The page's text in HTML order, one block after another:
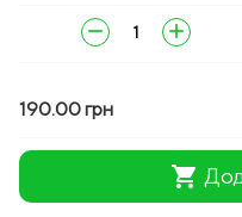
remove add
190.00 грн
shopping_cart